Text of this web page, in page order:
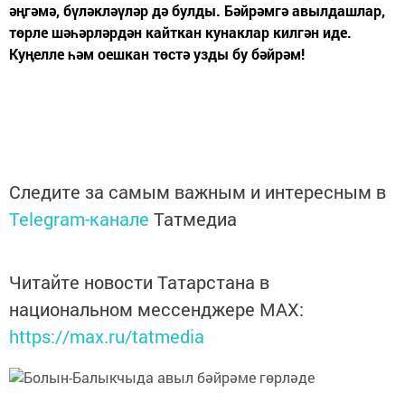
әңгәмә, бүләкләүләр дә булды. Бәйрәмгә авылдашлар,
төрле шәһәрләрдән кайткан кунаклар килгән иде.
Куңелле һәм оешкан төстә узды бу бәйрәм!
Следите за самым важным и интересным в
Telegram-канале Татмедиа
Читайте новости Татарстана в
национальном мессенджере MАХ:
https://max.ru/tatmedia